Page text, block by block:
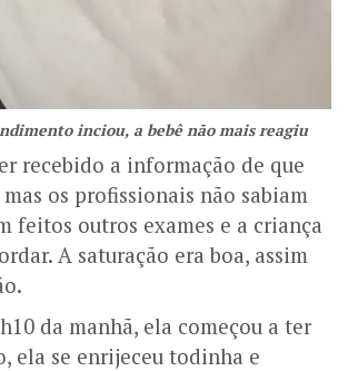
inciou, a bebê não mais reagiu
recebido a informação de que
os profissionais não sabiam
feitos outros exames e a criança
A saturação era boa, assim
da manhã, ela começou a ter
ela se enrijeceu todinha e